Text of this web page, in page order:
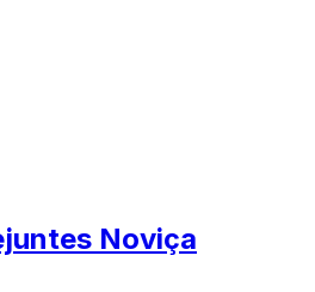
Noviça